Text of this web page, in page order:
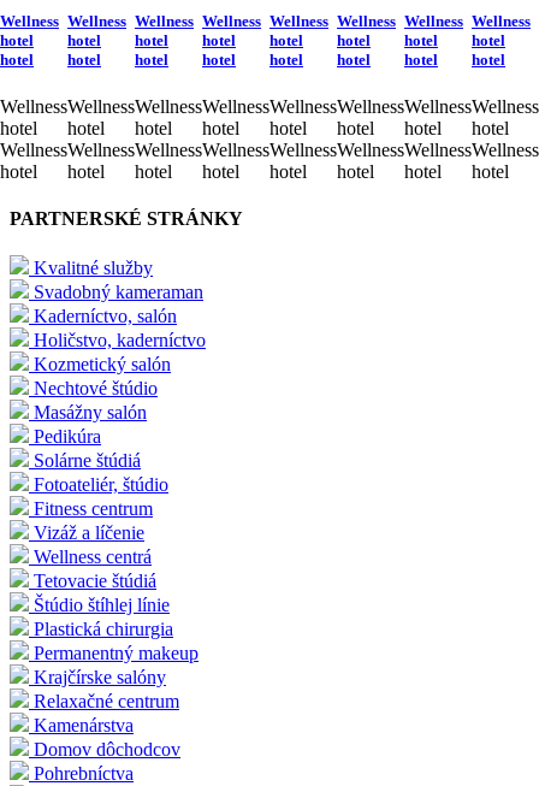
Wellness
hotel
hotel
Wellness
hotel
Wellness
hotel
Wellness
hotel
hotel
Wellness
hotel
Wellness
hotel
Wellness
hotel
hotel
Wellness
hotel
Wellness
hotel
Wellness
hotel
hotel
Wellness
hotel
Wellness
hotel
Wellness
hotel
hotel
Wellness
hotel
Wellness
hotel
Wellness
hotel
hotel
Wellness
hotel
Wellness
hotel
Wellness
hotel
hotel
Wellness
hotel
Wellness
hotel
Wellness
hotel
hotel
Wellness
hotel
Wellness
hotel
PARTNERSKÉ STRÁNKY
Kvalitné služby
Svadobný kameraman
Kaderníctvo, salón
Holičstvo, kaderníctvo
Kozmetický salón
Nechtové štúdio
Masážny salón
Pedikúra
Solárne štúdiá
Fotoateliér, štúdio
Fitness centrum
Vizáž a líčenie
Wellness centrá
Tetovacie štúdiá
Štúdio štíhlej línie
Plastická chirurgia
Permanentný makeup
Krajčírske salóny
Relaxačné centrum
Kamenárstva
Domov dôchodcov
Pohrebníctva